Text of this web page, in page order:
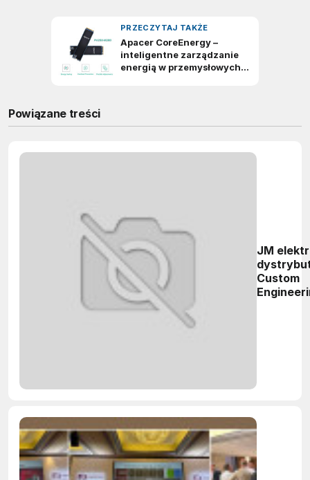
Powiązane treści
JM
Custom